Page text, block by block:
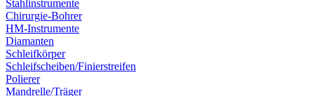
Stahlinstrumente
Chirurgie-Bohrer
HM-Instrumente
Diamanten
Schleifkörper
Schleifscheiben/Finierstreifen
Polierer
Mandrelle/Träger